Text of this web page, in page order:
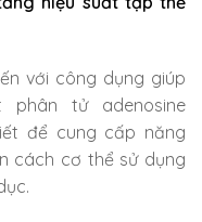
với công dụng giúp
tử adenosine
để cung cấp năng
cách cơ thể sử dụng